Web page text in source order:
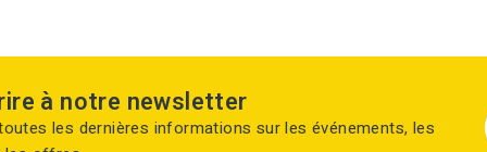
à notre newsletter
les dernières informations sur les événements, les